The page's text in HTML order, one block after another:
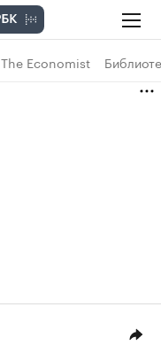
The Economist